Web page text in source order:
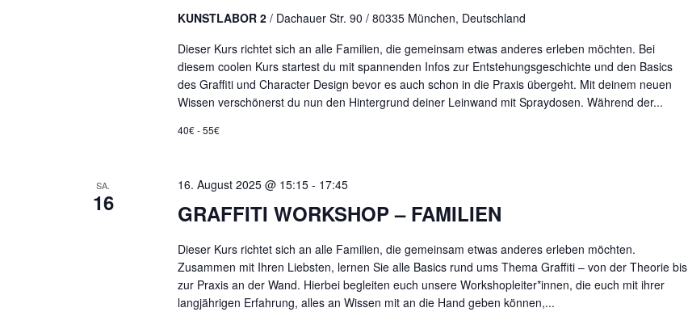
KUNSTLABOR 2 / Dachauer Str. 90 / 80335 München, Deutschland
Dieser Kurs richtet sich an alle Familien, die gemeinsam etwas anderes erleben möchten. Bei
diesem coolen Kurs startest du mit spannenden Infos zur Entstehungsgeschichte und den Basics
des Graffiti und Character Design bevor es auch schon in die Praxis übergeht. Mit deinem neuen
Wissen verschönerst du nun den Hintergrund deiner Leinwand mit Spraydosen. Während der...
40€ - 55€
SA.
16 GRAFFITI WORKSHOP – FAMILIEN
16. August 2025 @ 15:15- 17:45
Dieser Kurs richtet sich an alle Familien, die gemeinsam etwas anderes erleben möchten.
Zusammen mit Ihren Liebsten, lernen Sie alle Basics rund ums Thema Graffiti – von der Theorie bis
zur Praxis an der Wand. Hierbei begleiten euch unsere Workshopleiter*innen, die euch mit ihrer
langjährigen Erfahrung, alles an Wissen mit an die Hand geben können,...